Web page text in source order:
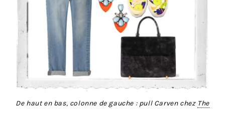
De haut en bas, colonne de gauche : pull Carven chez The